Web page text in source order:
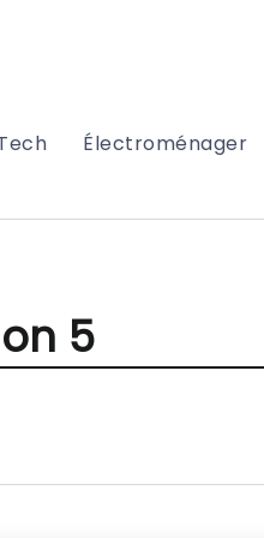
Électroménager
5